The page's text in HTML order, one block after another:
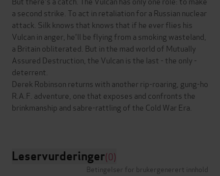
a second strike. To act in retaliation for a Russian nuclear
attack. Silk knows that knows that if he ever flies his
Vulcan in anger, he'll be flying from a smoking wasteland,
a Britain obliterated. But in the mad world of Mutually
Assured Destruction, the Vulcan is the last - the only -
deterrent.
Derek Robinson returns with another rip-roaring, gung-ho
R.A.F. adventure, one that exposes and confronts the
brinkmanship and sabre-rattling of the Cold War Era.
Leservurderinger(0)
Betingelser for brukergenerert innhold